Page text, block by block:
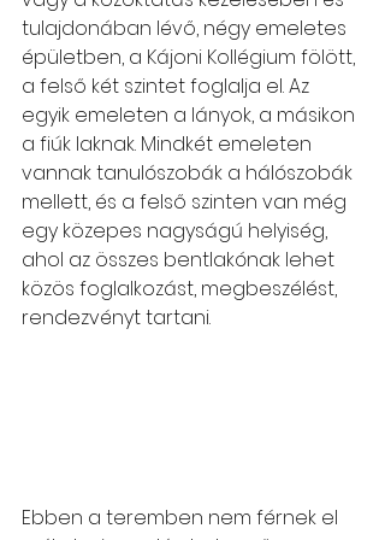
tulajdonában lévő, négy emeletes
épületben, a Kájoni Kollégium fölött,
a felső két szintet foglalja el. Az
egyik emeleten a lányok, a másikon
a fiúk laknak. Mindkét emeleten
vannak tanulószobák a hálószobák
mellett, és a felső szinten van még
egy közepes nagyságú helyiség,
ahol az összes bentlakónak lehet
közös foglalkozást, megbeszélést,
rendezvényt tartani.
Ebben a teremben nem férnek el